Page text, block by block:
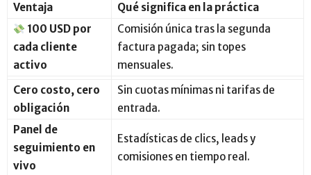
Ventaja
Qué significa en la práctica
100 USD por
cada cliente
activo
Comisión única tras la segunda
factura pagada; sin topes
mensuales.
Cero costo, cero
obligación
Sin cuotas mínimas ni tarifas de
entrada.
Panel de
seguimiento en
vivo
Estadísticas de clics, leads y
comisiones en tiempo real.